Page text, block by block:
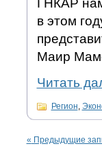
ГНКАР
в этом
Маир
Читать
Регион,
« Предыдущие